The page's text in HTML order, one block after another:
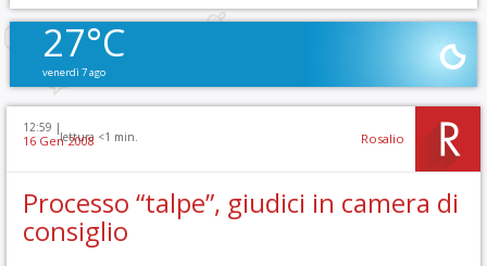
27°C
venerdì 7 ago
12:59 |
lettura <1 min.
16 Gen 2008 Rosalio
Processo “talpe”, giudici in camera di
consiglio